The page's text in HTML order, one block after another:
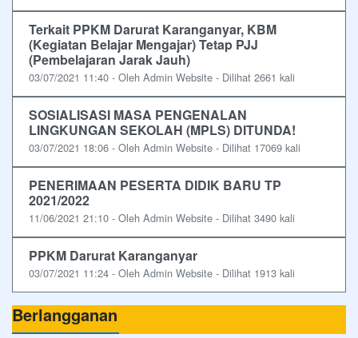
Terkait PPKM Darurat Karanganyar, KBM
(Kegiatan Belajar Mengajar) Tetap PJJ
(Pembelajaran Jarak Jauh)
03/07/2021 11:40 - Oleh Admin Website - Dilihat 2661 kali
SOSIALISASI MASA PENGENALAN
LINGKUNGAN SEKOLAH (MPLS) DITUNDA!
03/07/2021 18:06 - Oleh Admin Website - Dilihat 17069 kali
PENERIMAAN PESERTA DIDIK BARU TP
2021/2022
11/06/2021 21:10 - Oleh Admin Website - Dilihat 3490 kali
PPKM Darurat Karanganyar
03/07/2021 11:24 - Oleh Admin Website - Dilihat 1913 kali
Berlangganan